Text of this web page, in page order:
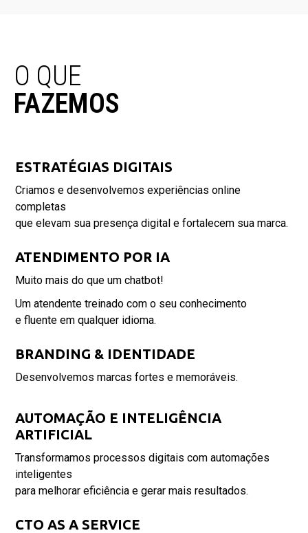
O QUE
FAZEMOS
ESTRATÉGIAS DIGITAIS
Criamos e desenvolvemos experiências online
completas
que elevam sua presença digital e fortalecem sua marca.
ATENDIMENTO POR IA
Muito mais do que um chatbot!
Um atendente treinado com o seu conhecimento
e fluente em qualquer idioma.
BRANDING & IDENTIDADE
Desenvolvemos marcas fortes e memoráveis.
AUTOMAÇÃO E INTELIGÊNCIA
ARTIFICIAL
Transformamos processos digitais com automações
inteligentes
para melhorar eficiência e gerar mais resultados.
CTO AS A SERVICE